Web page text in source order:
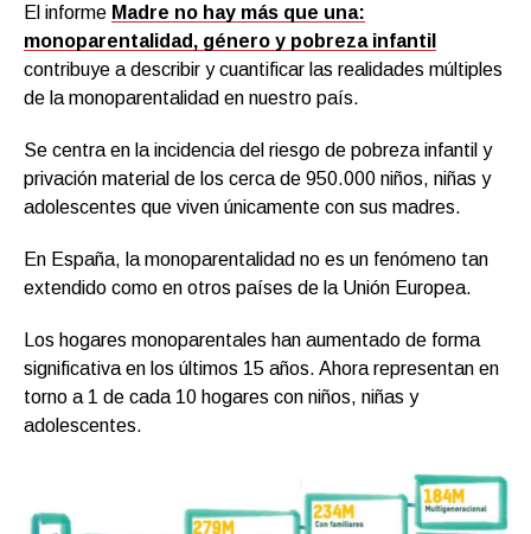
El informe Madre no hay más que una:
monoparentalidad, género y pobreza infantil
contribuye a describir y cuantificar las realidades múltiples
de la monoparentalidad en nuestro país.
Se centra en la incidencia del riesgo de pobreza infantil y
privación material de los cerca de 950.000 niños, niñas y
adolescentes que viven únicamente con sus madres.
En España, la monoparentalidad no es un fenómeno tan
extendido como en otros países de la Unión Europea.
Los hogares monoparentales han aumentado de forma
significativa en los últimos 15 años. Ahora representan en
torno a 1 de cada 10 hogares con niños, niñas y
adolescentes.